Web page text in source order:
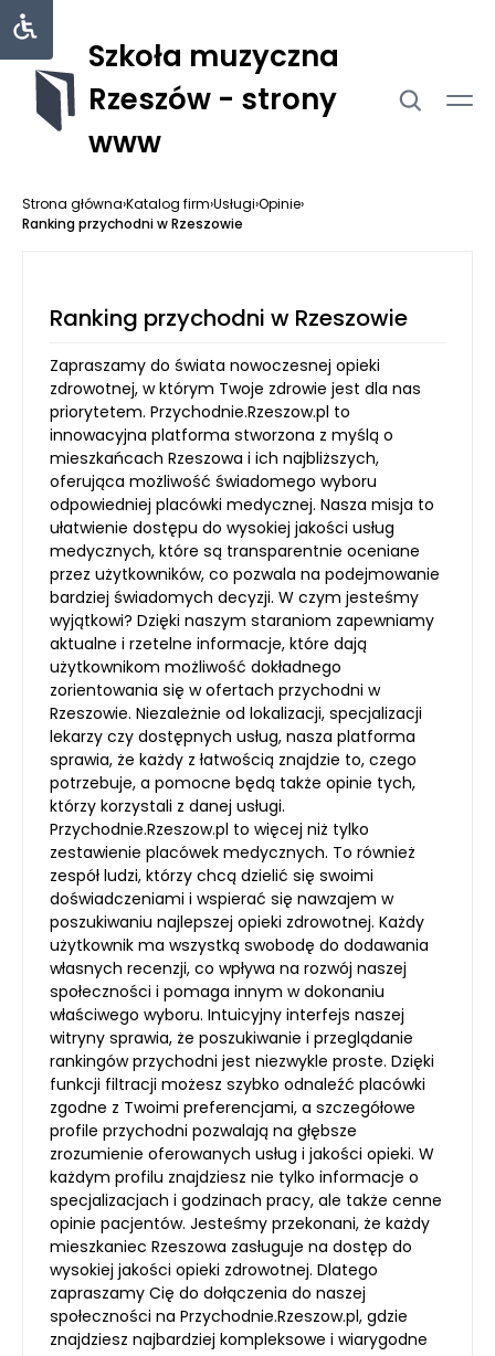
Szkoła muzyczna
Rzeszów - strony
www
Strona główna›Katalog firm›Usługi›Opinie›
Ranking przychodni w Rzeszowie
Ranking przychodni w Rzeszowie
Zapraszamy do świata nowoczesnej opieki
zdrowotnej, w którym Twoje zdrowie jest dla nas
priorytetem. Przychodnie.Rzeszow.pl to
innowacyjna platforma stworzona z myślą o
mieszkańcach Rzeszowa i ich najbliższych,
oferująca możliwość świadomego wyboru
odpowiedniej placówki medycznej. Nasza misja to
ułatwienie dostępu do wysokiej jakości usług
medycznych, które są transparentnie oceniane
przez użytkowników, co pozwala na podejmowanie
bardziej świadomych decyzji. W czym jesteśmy
wyjątkowi? Dzięki naszym staraniom zapewniamy
aktualne i rzetelne informacje, które dają
użytkownikom możliwość dokładnego
zorientowania się w ofertach przychodni w
Rzeszowie. Niezależnie od lokalizacji, specjalizacji
lekarzy czy dostępnych usług, nasza platforma
sprawia, że każdy z łatwością znajdzie to, czego
potrzebuje, a pomocne będą także opinie tych,
którzy korzystali z danej usługi.
Przychodnie.Rzeszow.pl to więcej niż tylko
zestawienie placówek medycznych. To również
zespół ludzi, którzy chcą dzielić się swoimi
doświadczeniami i wspierać się nawzajem w
poszukiwaniu najlepszej opieki zdrowotnej. Każdy
użytkownik ma wszystką swobodę do dodawania
własnych recenzji, co wpływa na rozwój naszej
społeczności i pomaga innym w dokonaniu
właściwego wyboru. Intuicyjny interfejs naszej
witryny sprawia, że poszukiwanie i przeglądanie
rankingów przychodni jest niezwykle proste. Dzięki
funkcji filtracji możesz szybko odnaleźć placówki
zgodne z Twoimi preferencjami, a szczegółowe
profile przychodni pozwalają na głębsze
zrozumienie oferowanych usług i jakości opieki. W
każdym profilu znajdziesz nie tylko informacje o
specjalizacjach i godzinach pracy, ale także cenne
opinie pacjentów. Jesteśmy przekonani, że każdy
mieszkaniec Rzeszowa zasługuje na dostęp do
wysokiej jakości opieki zdrowotnej. Dlatego
zapraszamy Cię do dołączenia do naszej
społeczności na Przychodnie.Rzeszow.pl, gdzie
znajdziesz najbardziej kompleksowe i wiarygodne